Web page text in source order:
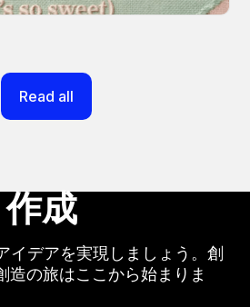
Read all
成
イデアを実現しましょう。創
造の旅はここから始まりま